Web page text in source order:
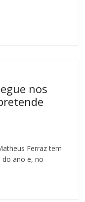
nos
Ferraz tem
ano e, no